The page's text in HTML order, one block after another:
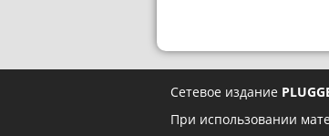
Сетевое издание
При использовании